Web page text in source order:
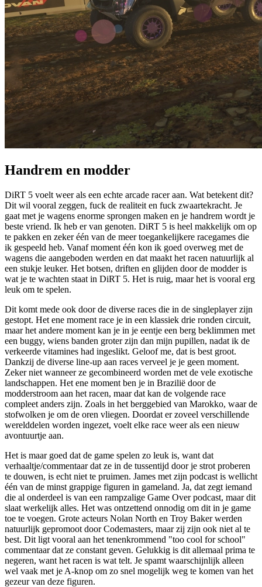
Handrem en modder
DiRT 5 voelt weer als een echte arcade racer aan. Wat betekent dit?
Dit wil vooral zeggen, fuck de realiteit en fuck zwaartekracht. Je
gaat met je wagens enorme sprongen maken en je handrem wordt je
beste vriend. Ik heb er van genoten. DiRT 5 is heel makkelijk om op
te pakken en zeker één van de meer toegankelijkere racegames die
ik gespeeld heb. Vanaf moment één kon ik goed overweg met de
wagens die aangeboden werden en dat maakt het racen natuurlijk al
een stukje leuker. Het botsen, driften en glijden door de modder is
wat je te wachten staat in DiRT 5. Het is ruig, maar het is vooral erg
leuk om te spelen.
Dit komt mede ook door de diverse races die in de singleplayer zijn
gestopt. Het ene moment race je in een klassiek drie ronden circuit,
maar het andere moment kan je in je eentje een berg beklimmen met
een buggy, wiens banden groter zijn dan mijn pupillen, nadat ik de
verkeerde vitamines had ingeslikt. Geloof me, dat is best groot.
Dankzij de diverse line-up aan races verveel je je geen moment.
Zeker niet wanneer ze gecombineerd worden met de vele exotische
landschappen. Het ene moment ben je in Brazilië door de
modderstroom aan het racen, maar dat kan de volgende race
compleet anders zijn. Zoals in het berggebied van Marokko, waar de
stofwolken je om de oren vliegen. Doordat er zoveel verschillende
werelddelen worden ingezet, voelt elke race weer als een nieuw
avontuurtje aan.
Het is maar goed dat de game spelen zo leuk is, want dat
verhaaltje/commentaar dat ze in de tussentijd door je strot proberen
te douwen, is echt niet te pruimen. James met zijn podcast is wellicht
één van de minst grappige figuren in gameland. Ja, dat zegt iemand
die al onderdeel is van een rampzalige Game Over podcast, maar dit
slaat werkelijk alles. Het was ontzettend onnodig om dit in je game
toe te voegen. Grote acteurs Nolan North en Troy Baker werden
natuurlijk gepromoot door Codemasters, maar zij zijn ook niet al te
best. Dit ligt vooral aan het tenenkrommend "too cool for school"
commentaar dat ze constant geven. Gelukkig is dit allemaal prima te
negeren, want het racen is wat telt. Je spamt waarschijnlijk alleen
wel vaak met je A-knop om zo snel mogelijk weg te komen van het
gezeur van deze figuren.